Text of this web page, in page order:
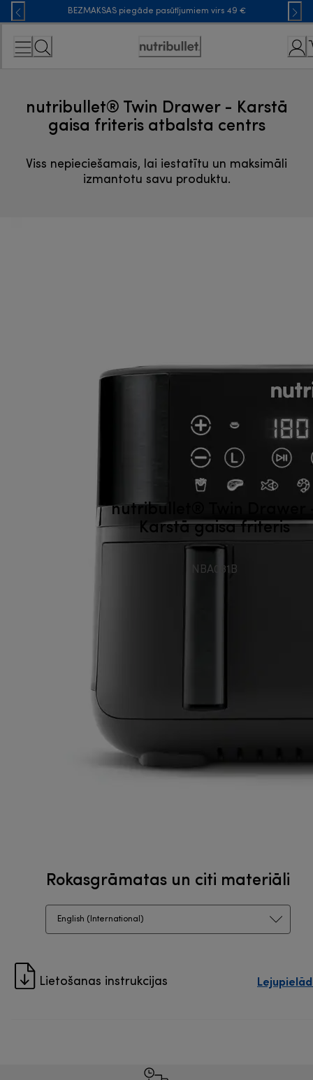
Skip
to
Content
BEZMAKSAS piegāde pasūtījumiem virs 49 €
Accessibility
nutribullet® Twin Drawer - Karstā
gaisa friteris atbalsta centrs
Viss nepieciešamais, lai iestatītu un maksimāli
izmantotu savu produktu.
nutribullet® Twin Drawer
Karstā gaisa friteris
NBA081B
Rokasgrāmatas un citi materiāli
English (International)
Lietošanas instrukcijas